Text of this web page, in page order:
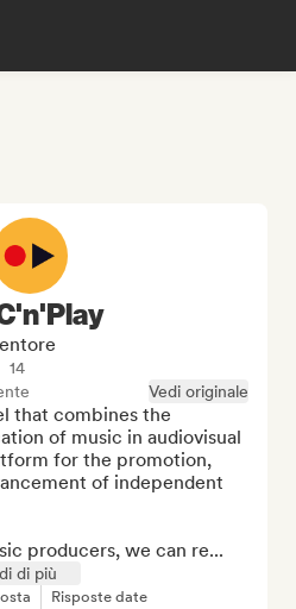
14
Vedi originale
that combines the
of music in audiovisual
for the promotion,
of independent
producers, we can re...
di più
Risposte date